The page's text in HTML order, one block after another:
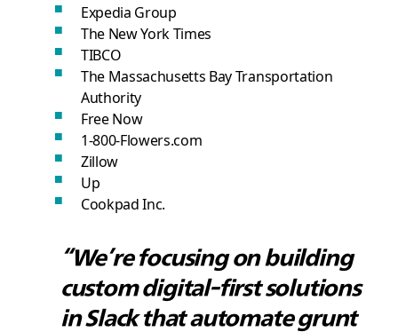
Expedia Group
The New York Times
TIBCO
The Massachusetts Bay Transportation
Authority
Free Now
1-800-Flowers.com
Zillow
Up
Cookpad Inc.
“We’re focusing on building
custom digital-first solutions
in Slack that automate grunt